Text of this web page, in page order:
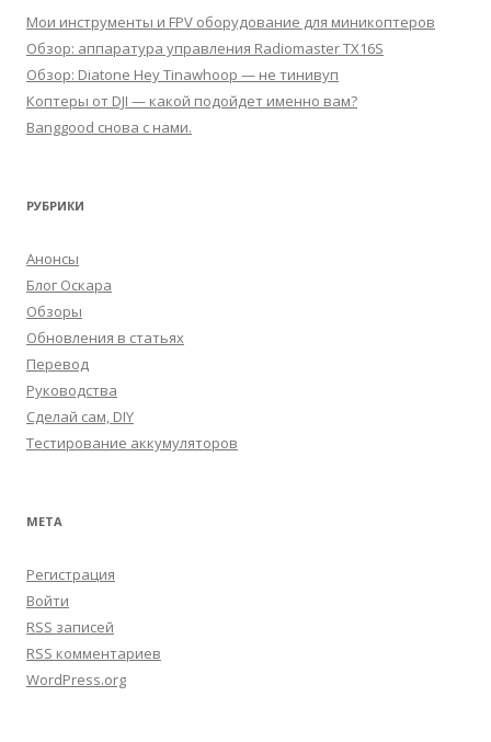
Мои инструменты и FPV оборудование для миникоптеров
Обзор: аппаратура управления Radiomaster TX16S
Обзор: Diatone Hey Tinawhoop — не тинивуп
Коптеры от DJI — какой подойдет именно вам?
Banggood снова с нами.
РУБРИКИ
Анонсы
Блог Оскара
Обзоры
Обновления в статьях
Перевод
Руководства
Сделай сам, DIY
Тестирование аккумуляторов
МЕТА
Регистрация
Войти
RSS записей
RSS комментариев
WordPress.org